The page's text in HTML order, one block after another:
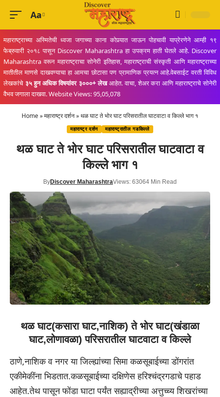
Font
Resizer
Aa
महाराष्ट्राच्या अस्मितेची ध्वजा जगाच्या काना कोपर्‍यात जाऊन पोहचावी याप्रेरणेने आम्ही १९
फेब्रुवारी २०१८ पासून Discover Maharashtra हा उपक्रम हाती घेतले आहे. Discover
Maharashtra वरून महाराष्ट्राचा सोनेरी इतिहास, महाराष्ट्राची संस्कृती आणि महाराष्ट्राच्या
मातीतील माणसे दाखवण्याचा हा आमचा छोटासा पण प्रामाणिक प्रयत्न आहे.वेबसाईट वरती विविध
लेखकांचे ३५ हुन अधिक विषयांवर ३०००+ लेखआहेत. वाचा, शेअर करा आणि महाराष्ट्राचे सोनेरी
वैभव जगाला दाखवा. Website Views: 95,05,078
Home»महाराष्ट्र दर्शन»थळ घाट ते भोर घाट परिसरातील घाटवाटा व किल्ले भाग १
महाराष्ट्र दर्शन महाराष्ट्रातील गडकिल्ले
थळ घाट ते भोर घाट परिसरातील घाटवाटा व
किल्ले भाग १
ByDiscover MaharashtraViews: 63064 Min Read
थळ घाट(कसारा घाट,नाशिक) ते भोर घाट(खंडाळा
घाट,लोणावळा) परिसरातील घाटवाटा व किल्ले
ठाणे,नाशिक व नगर या जिल्ह्यांच्या सिमा कळसूबाईच्या डोंगरांत
एकीमेकींना भिडतात.कळसूबाईच्या दक्षिणेस हरिश्चंद्रगडाचे पहाड
आहेत.तेथ पासून फोंडा घाटा पर्यंत सह्याद्रीच्या अत्तुच्च्य शिखरांच्या